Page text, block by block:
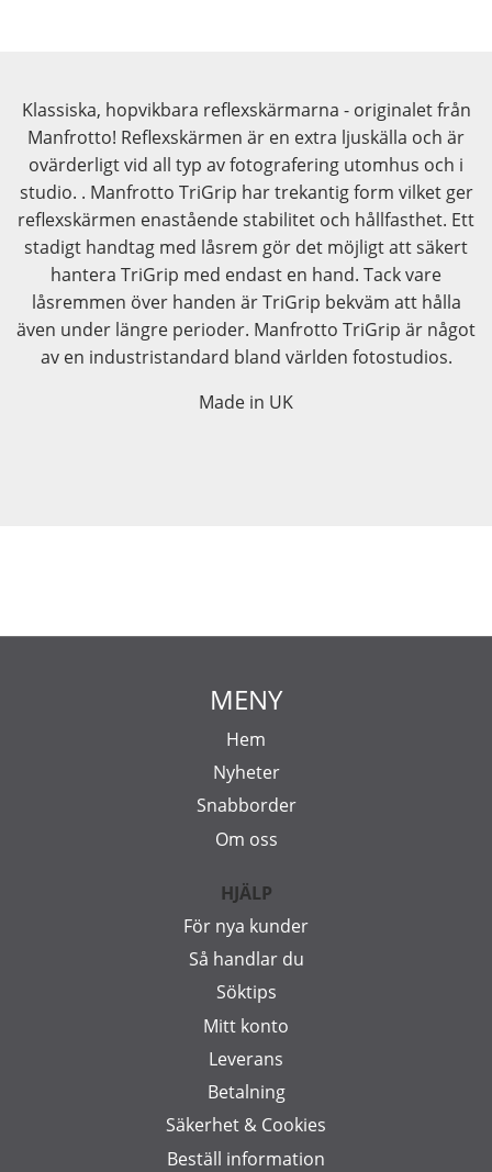
Klassiska, hopvikbara reflexskärmarna - originalet från
Manfrotto! Reflexskärmen är en extra ljuskälla och är
ovärderligt vid all typ av fotografering utomhus och i
studio. . Manfrotto TriGrip har trekantig form vilket ger
reflexskärmen enastående stabilitet och hållfasthet. Ett
stadigt handtag med låsrem gör det möjligt att säkert
hantera TriGrip med endast en hand. Tack vare
låsremmen över handen är TriGrip bekväm att hålla
även under längre perioder. Manfrotto TriGrip är något
av en industristandard bland världen fotostudios.
Made in UK
MENY
Hem
Nyheter
Snabborder
Om oss
HJÄLP
För nya kunder
Så handlar du
Söktips
Mitt konto
Leverans
Betalning
Säkerhet & Cookies
Beställ information